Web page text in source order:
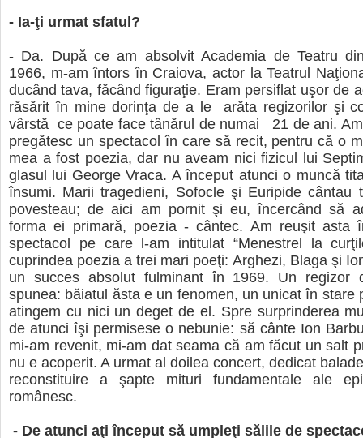
- Ia-ţi urmat sfatul?
- Da. După ce am absolvit Academia de Teatru
1966, m-am întors în Craiova, actor la Teatrul
ducând tava, făcând figuraţie. Eram persiflat uşor de
răsărit în mine dorinţa de a le arăta regizorilor şi
vârstă ce poate face tânărul de numai 21 de ani.
pregătesc un spectacol în care să recit, pentru că o
mea a fost poezia, dar nu aveam nici fizicul lui
glasul lui George Vraca. A început atunci o muncă
însumi. Marii tragedieni, Sofocle şi Euripide cântau
povesteau; de aici am pornit şi eu, încercând să
forma ei primară, poezia - cântec. Am reuşit asta
spectacol pe care l-am intitulat “Menestrel la
cuprindea poezia a trei mari poeţi: Arghezi, Blaga şi
un succes absolut fulminant în 1969. Un regizor
spunea: băiatul ăsta e un fenomen, un unicat în stare
atingem cu nici un deget de el. Spre surprinderea
de atunci îşi permisese o nebunie: să cânte Ion
mi-am revenit, mi-am dat seama că am făcut un salt
nu e acoperit. A urmat al doilea concert, dedicat
reconstituire a şapte mituri fundamentale ale
românesc.
- De atunci aţi început să umpleţi sălile de